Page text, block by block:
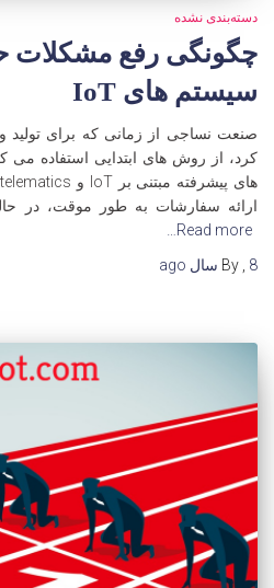
دسته‌بندی نشده
چگونگی رفع مشکلات
سیستم های IoT
صنعت نساجی از زمانی که برای تولید
کرد، از روش های ابتدایی استفاده می
ارائه سفارشات به طور موقت، در
Read more…
By
8 سال